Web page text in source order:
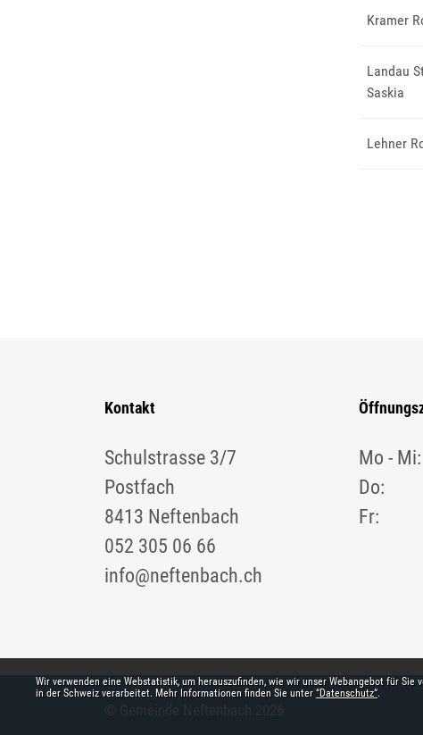
Kramer
Landau
Saskia
Lehner
Kontakt
Schulstrasse 3/7
Postfach
8413 Neftenbach
052 305 06 66
info@neftenbach.ch
Mo - Mi:
Do:
Fr:
Webstatistik
Wir verwenden eine Webstatistik, um herauszufinden, wie wir unser Webangebot für
in der Schweiz verarbeitet. Mehr Informationen finden Sie unter “Datenschutz“.